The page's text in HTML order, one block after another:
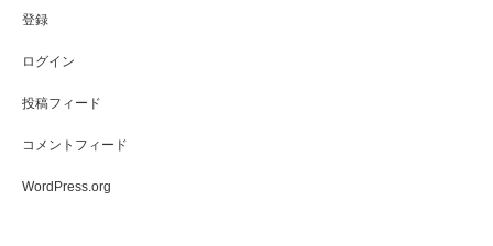
登録
ログイン
投稿フィード
コメントフィード
WordPress.org